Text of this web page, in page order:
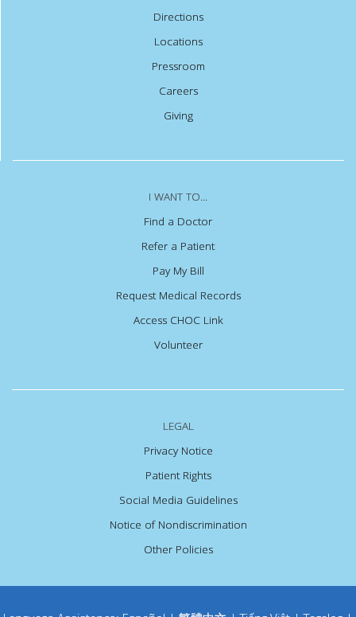
Directions
Locations
Pressroom
Careers
Giving
I WANT TO...
Find a Doctor
Refer a Patient
Pay My Bill
Request Medical Records
Access CHOC Link
Volunteer
LEGAL
Privacy Notice
Patient Rights
Social Media Guidelines
Notice of Nondiscrimination
Other Policies